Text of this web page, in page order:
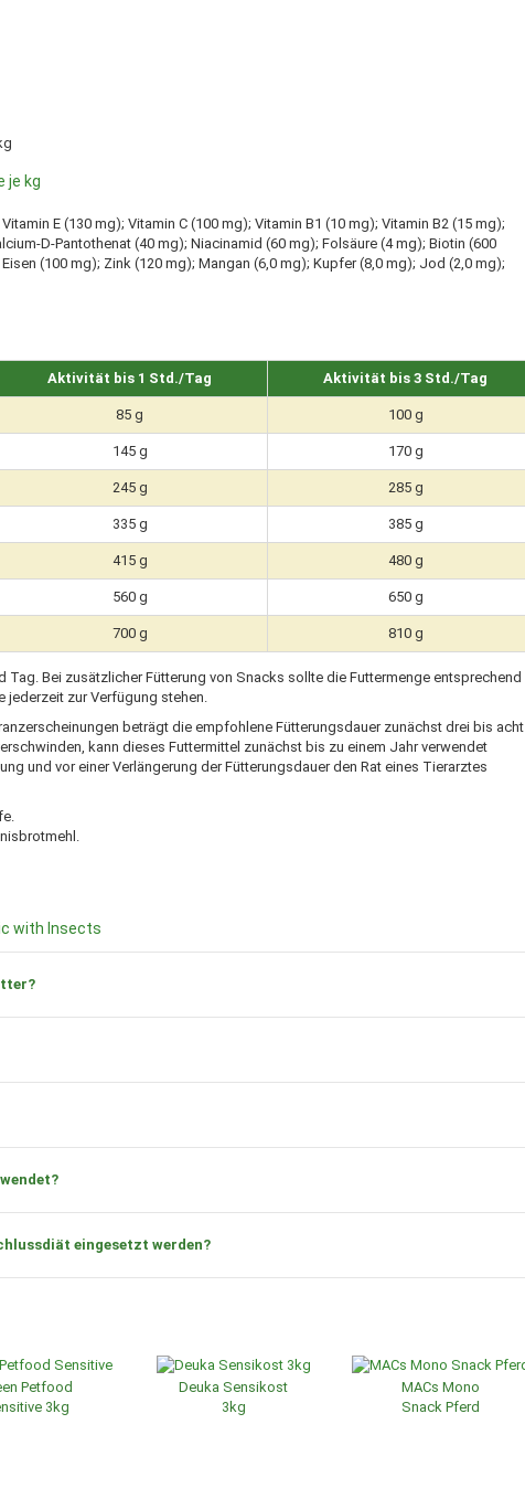
je kg
E (130 mg); Vitamin C (100 mg); Vitamin B1 (10 mg); Vitamin B2 (15 mg);
D-Pantothenat (40 mg); Niacinamid (60 mg); Folsäure (4 mg); Biotin (600
(100 mg); Zink (120 mg); Mangan (6,0 mg); Kupfer (8,0 mg); Jod (2,0 mg);
Aktivität bis 1 Std./Tag Aktivität bis 3 Std./Tag
85 g 100 g
145 g 170 g
245 g 285 g
335 g 385 g
415 g 480 g
560 g 650 g
700 g 810 g
Bei zusätzlicher Fütterung von Snacks sollte die Futtermenge entsprechend
jederzeit zur Verfügung stehen.
beträgt die empfohlene Fütterungsdauer zunächst drei bis acht
kann dieses Futtermittel zunächst bis zu einem Jahr verwendet
und vor einer Verlängerung der Fütterungsdauer den Rat eines Tierarztes
with Insects
eingesetzt werden?
Petfood
3kg
Deuka Sensikost
3kg
MACs Mono
Snack Pferd